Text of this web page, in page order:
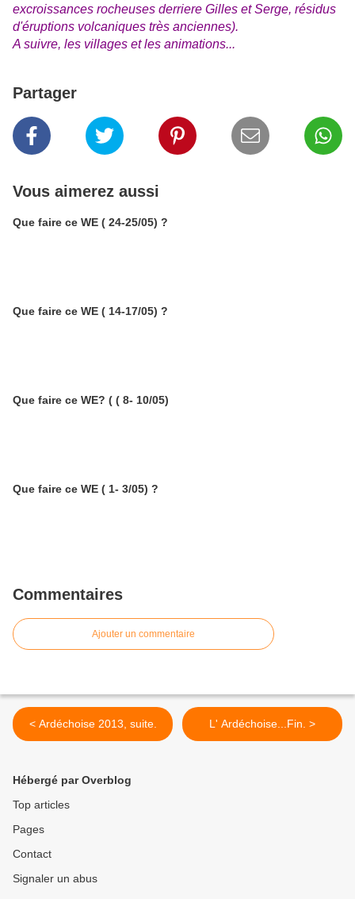
excroissances rocheuses derriere Gilles et Serge, résidus
d'éruptions volcaniques très anciennes).
A suivre, les villages et les animations...
Partager
Vous aimerez aussi
Que faire ce WE ( 24-25/05) ?
Que faire ce WE ( 14-17/05) ?
Que faire ce WE? ( ( 8- 10/05)
Que faire ce WE ( 1- 3/05) ?
Commentaires
Ajouter un commentaire
< Ardéchoise 2013, suite. L' Ardéchoise...Fin. >
Hébergé par Overblog
Top articles
Pages
Contact
Signaler un abus